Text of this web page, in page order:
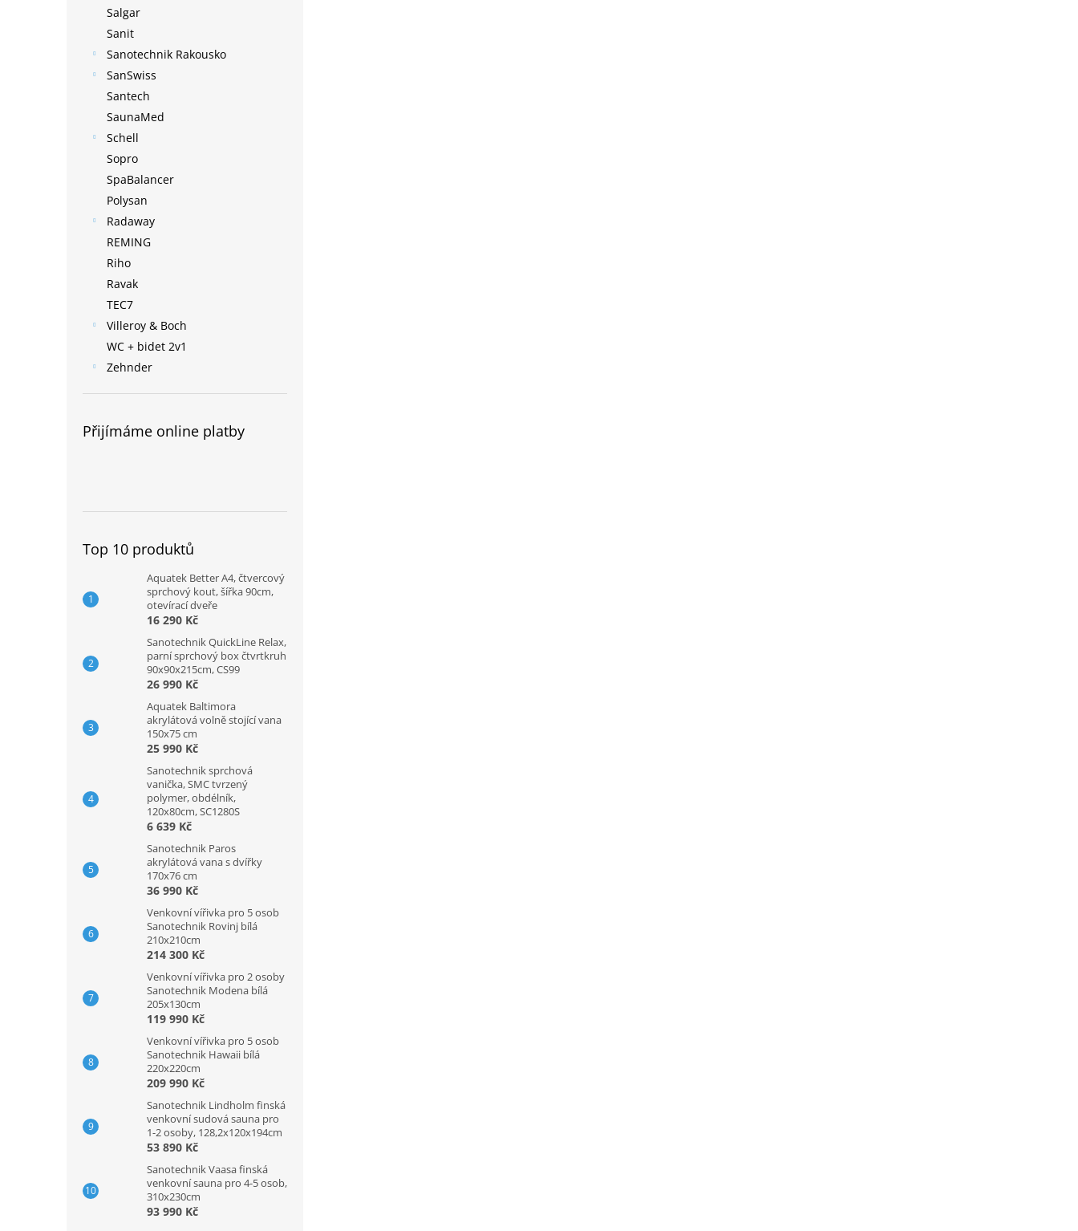
Salgar
Sanit
Sanotechnik Rakousko
SanSwiss
Santech
SaunaMed
Schell
Sopro
SpaBalancer
Polysan
Radaway
REMING
Riho
Ravak
TEC7
Villeroy & Boch
WC + bidet 2v1
Zehnder
Přijímáme online platby
Top 10 produktů
Aquatek Better A4, čtvercový
sprchový kout, šířka 90cm,
otevírací dveře
16 290 Kč
Sanotechnik QuickLine Relax,
parní sprchový box čtvrtkruh
90x90x215cm, CS99
26 990 Kč
Aquatek Baltimora
akrylátová volně stojící vana
150x75 cm
25 990 Kč
Sanotechnik sprchová
vanička, SMC tvrzený
polymer, obdélník,
120x80cm, SC1280S
6 639 Kč
Sanotechnik Paros
akrylátová vana s dvířky
170x76 cm
36 990 Kč
Venkovní vířivka pro 5 osob
Sanotechnik Rovinj bílá
210x210cm
214 300 Kč
Venkovní vířivka pro 2 osoby
Sanotechnik Modena bílá
205x130cm
119 990 Kč
Venkovní vířivka pro 5 osob
Sanotechnik Hawaii bílá
220x220cm
209 990 Kč
Sanotechnik Lindholm finská
venkovní sudová sauna pro
1-2 osoby, 128,2x120x194cm
53 890 Kč
Sanotechnik Vaasa finská
venkovní sauna pro 4-5 osob,
310x230cm
93 990 Kč